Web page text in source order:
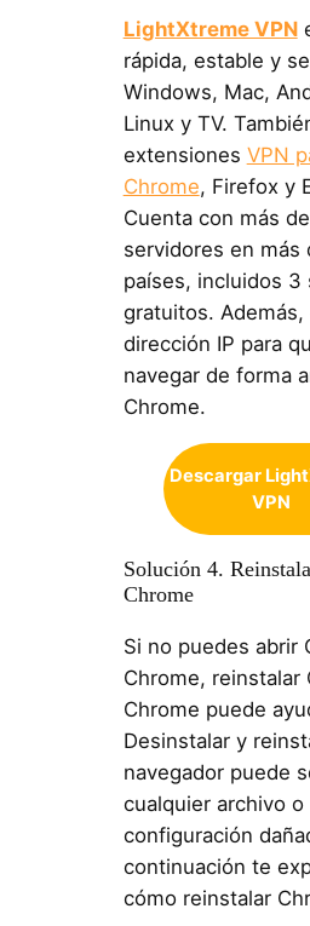
LightXtreme VPN
rápida, estable y
Windows, Mac,
Linux y TV.
extensiones VPN
Chrome, Firefox y
Cuenta con más
servidores en más
países, incluidos 3
gratuitos.
dirección IP para
navegar de forma
Chrome.
Descargar
VPN
Solución 4.
Chrome
Si no puedes abrir
Chrome, reinstalar
Chrome puede
Desinstalar y
navegador puede
cualquier archivo o
configuración
continuación te
cómo reinstalar